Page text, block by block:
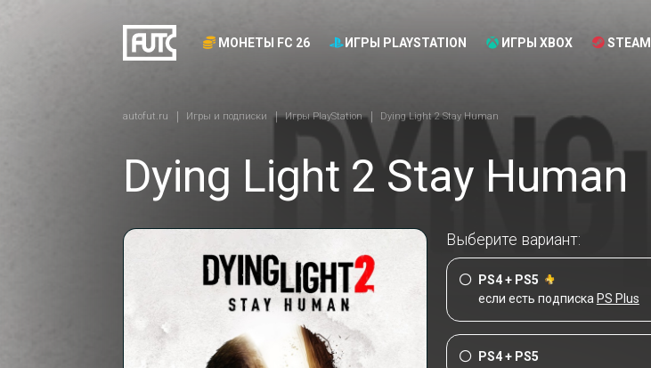
МОНЕТЫ FC 26 ИГРЫ PLAYSTATION ИГРЫ XBOX STEAM
autofut.ru Игры и подписки Игры PlayStation Dying Light 2 Stay Human
Dying Light 2 Stay Human
Выберите вариант:
PS4 + PS5
если есть подписка PS Plus
PS4 + PS5